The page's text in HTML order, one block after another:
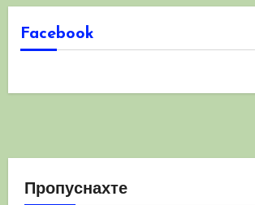
Facebook
Пропуснахте